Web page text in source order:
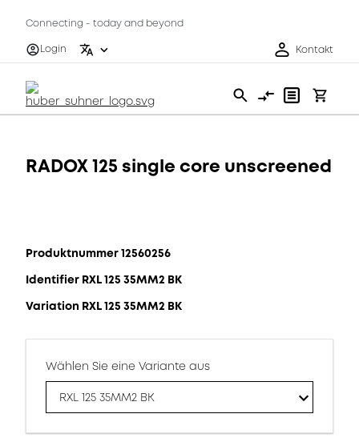
Connecting - today and beyond
Login
Kontakt
RADOX 125 single core unscreened
Produktnummer 12560256
Identifier RXL 125 35MM2 BK
Variation RXL 125 35MM2 BK
Wählen Sie eine Variante aus
RXL 125 35MM2 BK